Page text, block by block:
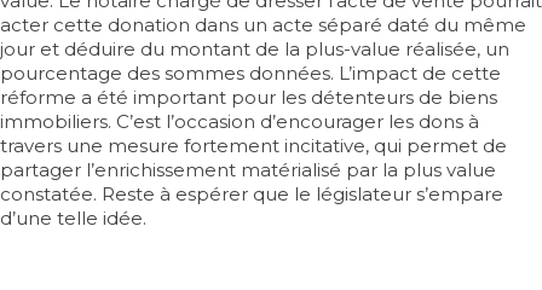
acter cette donation dans un acte séparé daté du même
jour et déduire du montant de la plus-value réalisée, un
pourcentage des sommes données. L’impact de cette
réforme a été important pour les détenteurs de biens
immobiliers. C’est l’occasion d’encourager les dons à
travers une mesure fortement incitative, qui permet de
partager l’enrichissement matérialisé par la plus value
constatée. Reste à espérer que le législateur s’empare
d’une telle idée.